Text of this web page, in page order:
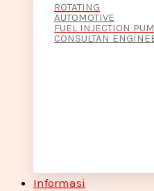
ROTATING
AUTOMOTIVE
FUEL INJECTION
CONSULTAN
Informasi